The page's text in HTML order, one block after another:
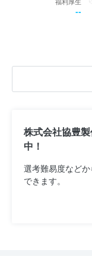
福利厚生
--
株式会社協豊
中！
選考難易度など
できます。